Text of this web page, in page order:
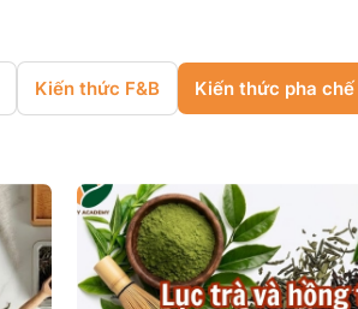
Kiến thức F&B Kiến thức pha chế